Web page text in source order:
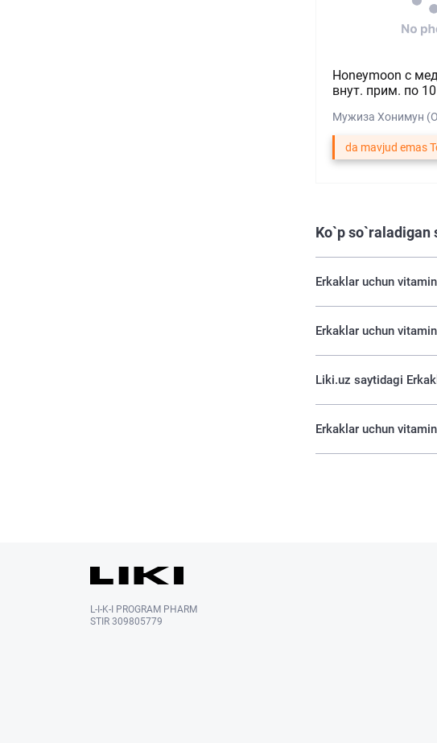
Honeymoon с
внут. прим. по
Мужиза Хонимун
da mavjud emas
Ko`p so`raladigan
Erkaklar uchun
Erkaklar uchun
Liki.uz saytidagi
Erkaklar uchun
L-I-K-I PROGRAM PHARM
STIR 309805779